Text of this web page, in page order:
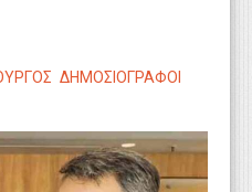
ΔΗΜΟΣΙΟΓΡΑΦΟΙ